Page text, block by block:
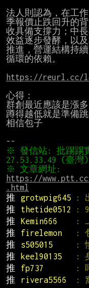
法人則認為，在工
季報價止跌回升的
收具備支撐力；中
效益逐步發酵，以
推進，營運結構持
循環的依賴。
https://reurl.cc/
心得：
群創最近應該是漲
蹲得越低就是準備
相信包子
※ 發信站: 批踢踢
https://www.ptt.cc/
.html
推
grotwpig645 :
推
thetide0512 :
推
Kemin666 : …
推
firelemon :
推
s505015 :
推
keel90135 :
推
fp737 :
推
rivera5566
: